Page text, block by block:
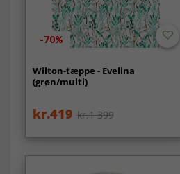
-70%
Wilton-tæppe - Evelina
(grøn/multi)
kr.419 kr.1 399